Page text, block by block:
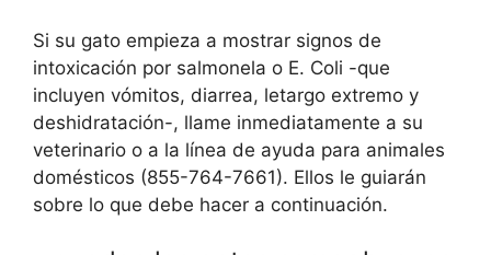
Si su gato empieza a mostrar signos de
intoxicación por salmonela o E. Coli -que
incluyen vómitos, diarrea, letargo extremo y
deshidratación-, llame inmediatamente a su
veterinario o a la línea de ayuda para animales
domésticos (855-764-7661). Ellos le guiarán
sobre lo que debe hacer a continuación.